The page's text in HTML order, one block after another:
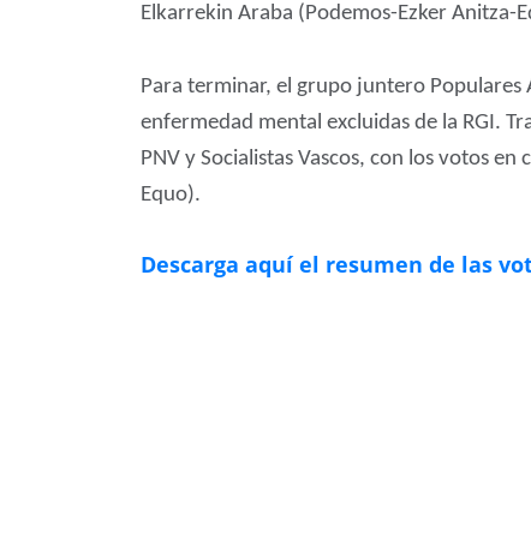
Elkarrekin Araba (Podemos-Ezker Anitza-
Para terminar, el grupo juntero Populares
enfermedad mental excluidas de la RGI.
PNV y Socialistas Vascos, con los votos
Equo).
Descarga aquí el resumen de las